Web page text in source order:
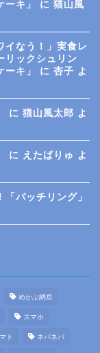
キ」
に 猫山風
イなう！」実食レ
リックシュリン
キ」
に 杏子 よ
に 猫山風太郎 よ
に えたばりゅ よ
「パッチリング」
めかぶ納豆
スマホ
ト ネバネバ